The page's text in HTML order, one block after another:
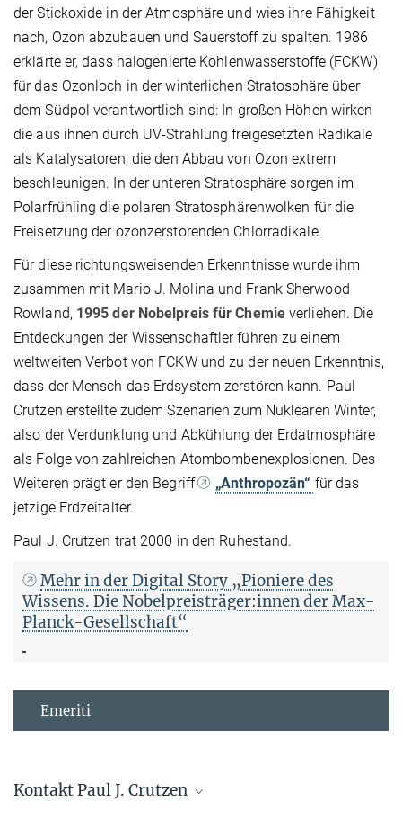
der Stickoxide in der Atmosphäre und wies ihre Fähigkeit
nach, Ozon abzubauen und Sauerstoff zu spalten. 1986
erklärte er, dass halogenierte Kohlenwasserstoffe (FCKW)
für das Ozonloch in der winterlichen Stratosphäre über
dem Südpol verantwortlich sind: In großen Höhen wirken
die aus ihnen durch UV-Strahlung freigesetzten Radikale
als Katalysatoren, die den Abbau von Ozon extrem
beschleunigen. In der unteren Stratosphäre sorgen im
Polarfrühling die polaren Stratosphärenwolken für die
Freisetzung der ozonzerstörenden Chlorradikale.
Für diese richtungsweisenden Erkenntnisse wurde ihm
zusammen mit Mario J. Molina und Frank Sherwood
Rowland, 1995 der Nobelpreis für Chemieverliehen. Die
Entdeckungen der Wissenschaftler führen zu einem
weltweiten Verbot von FCKW und zu der neuen Erkenntnis,
dass der Mensch das Erdsystem zerstören kann. Paul
Crutzen erstellte zudem Szenarien zum Nuklearen Winter,
also der Verdunklung und Abkühlung der Erdatmosphäre
als Folge von zahlreichen Atombombenexplosionen. Des
Weiteren prägt er den Begriff
„Anthropozän“ für das
jetzige Erdzeitalter.
Paul J. Crutzen trat 2000 in den Ruhestand.
Mehr in der Digital Story „Pioniere des
Wissens. Die Nobelpreisträger:innen der Max-
Planck-Gesellschaft“
Emeriti
Kontakt Paul J. Crutzen